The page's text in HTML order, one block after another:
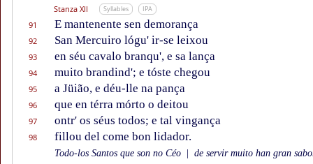
Stanza XII Syllables IPA
91 E mantenente sen demorança
92 San Mercuiro lógu' ir-se leixou
93 en séu cavalo branqu', e sa lança
94 muito brandind'; e tóste chegou
95 a Jüião, e déu-lle na pança
96 que en térra mórto o deitou
97 ontr' os séus todos; e tal vingança
98 fillou del come bon lidador.
Todo-los Santos que son no Céo de servir muito han gran